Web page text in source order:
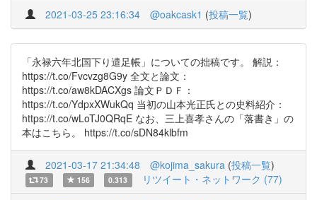
2021-03-25 23:16:34 @oakcask1 (投稿一覧)
「永禄六年北国下り遣足帳」についての拙稿です。 解説：
https://t.co/Fvcvzg8G9y 全文と論文：
https://t.co/aw8kDACXgs 論文ＰＤＦ：
https://t.co/YdpxXWukQq 当初の山本光正氏との史料紹介：
https://t.co/wLoTJ0QRqE なお、三上喜孝さんの「落書き」の
本はこちら。 https://t.co/sDN84klbfm
2021-03-17 21:34:48 @kojima_sakura (投稿一覧)
73 156 0.313 リツイート・ネットワーク (77)